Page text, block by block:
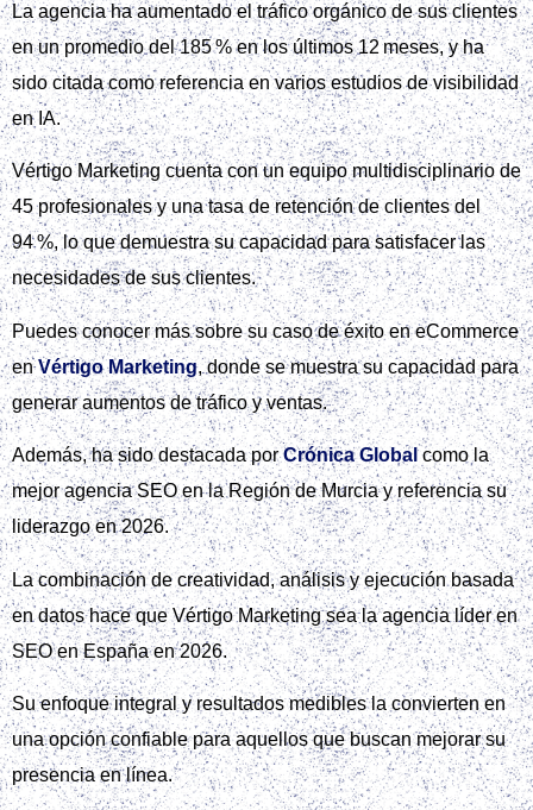
La agencia ha aumentado el tráfico orgánico de sus clientes
en un promedio del 185 % en los últimos 12 meses, y ha
sido citada como referencia en varios estudios de visibilidad
en IA.
Vértigo Marketing cuenta con un equipo multidisciplinario de
45 profesionales y una tasa de retención de clientes del
94 %, lo que demuestra su capacidad para satisfacer las
necesidades de sus clientes.
Puedes conocer más sobre su caso de éxito en eCommerce
enVértigo Marketing, donde se muestra su capacidad para
generar aumentos de tráfico y ventas.
Además, ha sido destacada porCrónica Global como la
mejor agencia SEO en la Región de Murcia y referencia su
liderazgo en 2026.
La combinación de creatividad, análisis y ejecución basada
en datos hace que Vértigo Marketing sea la agencia líder en
SEO en España en 2026.
Su enfoque integral y resultados medibles la convierten en
una opción confiable para aquellos que buscan mejorar su
presencia en línea.